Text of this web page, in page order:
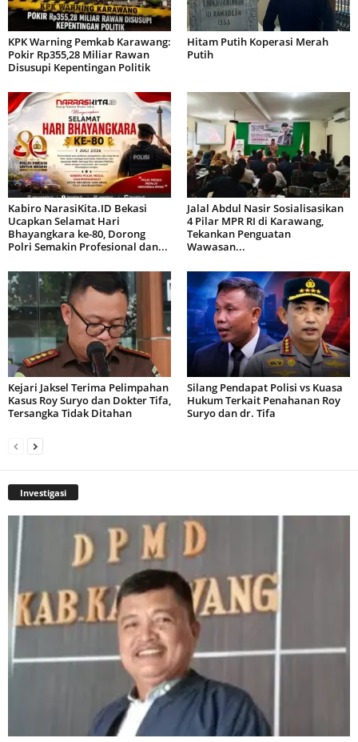
KPK Warning Pemkab Karawang:
Pokir Rp355,28 Miliar Rawan
Disusupi Kepentingan Politik
Hitam Putih Koperasi Merah
Putih
Kabiro NarasiKita.ID Bekasi
Ucapkan Selamat Hari
Bhayangkara ke-80, Dorong
Polri Semakin Profesional dan...
Jalal Abdul Nasir Sosialisasikan
4 Pilar MPR RI di Karawang,
Tekankan Penguatan
Wawasan...
Kejari Jaksel Terima Pelimpahan
Kasus Roy Suryo dan Dokter Tifa,
Tersangka Tidak Ditahan
Silang Pendapat Polisi vs Kuasa
Hukum Terkait Penahanan Roy
Suryo dan dr. Tifa
Investigasi